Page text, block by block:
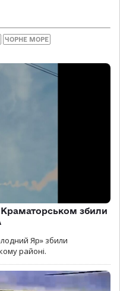
ЧОРНЕ МОРЕ
збили
Яр» збили
районі.